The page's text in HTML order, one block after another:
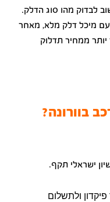
לבדוק מהו סוג הדלק.
עם מיכל דלק מלא, מאחר
יותר ממחיר תדלוק
בוורונה?
ישראלי תקף.
ולתשלום